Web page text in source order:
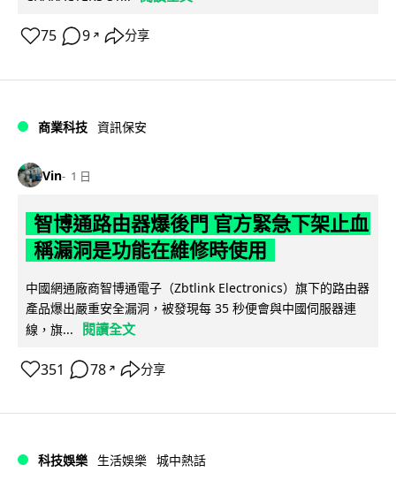
75 9 ↗ 分享
商業科技 資訊保安
Vin 1 日
智博通路由器爆後門 官方緊急下架止血
稱漏洞是功能在維修時使用
中國網通廠商智博通電子（Zbtlink Electronics）旗下的路由器
產品爆出嚴重安全漏洞，被發現每 35 秒便會與中國伺服器連
線，旗...
閱讀全文
351 78 ↗ 分享
科技娛樂 生活娛樂 城中熱話